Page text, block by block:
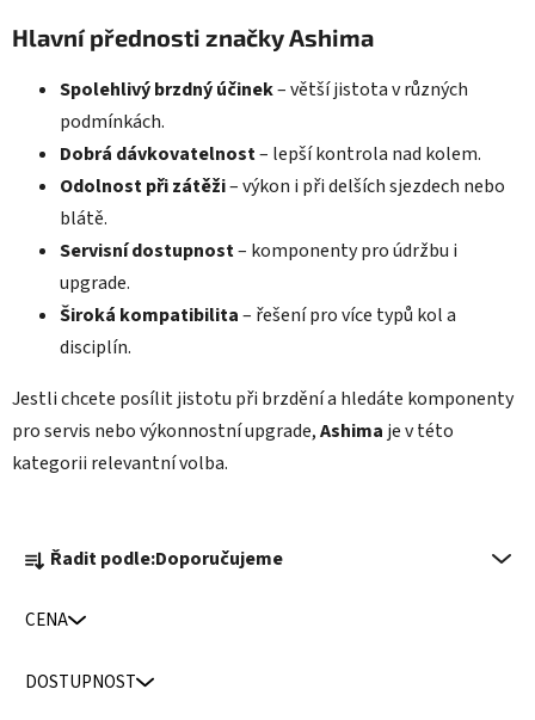
Hlavní přednosti značky Ashima
Spolehlivý brzdný účinek– větší jistota v různých
podmínkách.
Dobrá dávkovatelnost– lepší kontrola nad kolem.
Odolnost při zátěži– výkon i při delších sjezdech nebo
blátě.
Servisní dostupnost– komponenty pro údržbu i
upgrade.
Široká kompatibilita– řešení pro více typů kol a
disciplín.
Jestli chcete posílit jistotu při brzdění a hledáte komponenty
pro servis nebo výkonnostní upgrade,Ashima je v této
kategorii relevantní volba.
a
e
n
Řadit podle:Doporučujeme
CENA
DOSTUPNOST